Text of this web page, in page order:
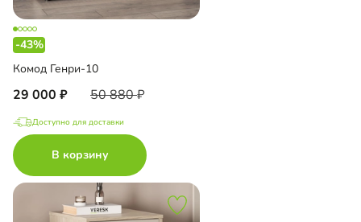
-43%
Комод Генри-10
29 000 50 880
Доступно для доставки
В корзину